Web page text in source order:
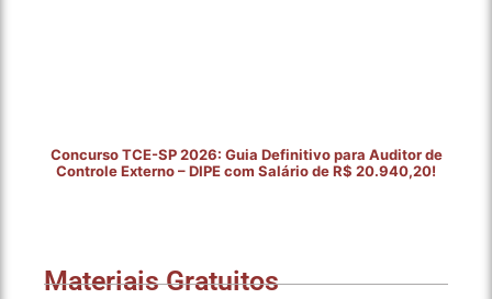
Concurso TCE-SP 2026: Guia Definitivo para Auditor de
Controle Externo – DIPE com Salário de R$ 20.940,20!
Materiais Gratuitos